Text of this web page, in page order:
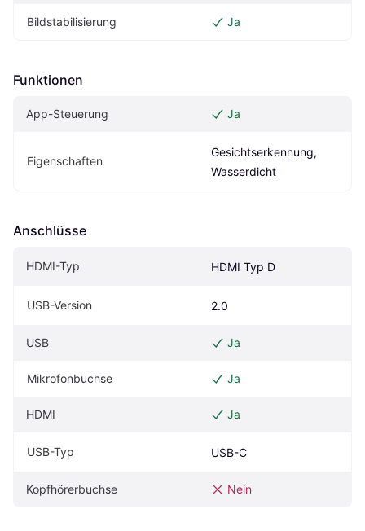
Bildstabilisierung Ja
Funktionen
App-Steuerung Ja
Eigen­schaften
Gesichtserkennung,
Wasserdicht
Anschlüsse
HDMI-Typ HDMI Typ D
USB-Version 2.0
USB Ja
Mikrofonbuchse Ja
HDMI Ja
USB-Typ USB-C
Kopfhörerbuchse Nein